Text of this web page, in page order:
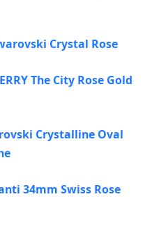
Crystal Rose
The City Rose Gold
Crystalline Oval
34mm Swiss Rose